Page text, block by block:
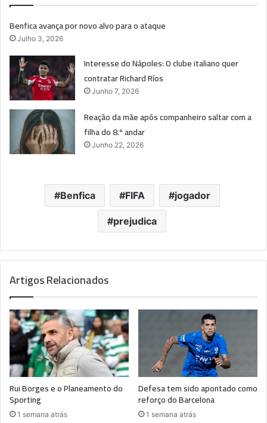
Benfica avança por novo alvo para o ataque
Julho 3, 2026
Interesse do Nápoles: O clube italiano quer
contratar Richard Ríos
Junho 7, 2026
Reação da mãe após companheiro saltar com a
filha do 8.º andar
Junho 22, 2026
Benfica FIFA jogador
prejudica
Artigos Relacionados
Rui Borges e o Planeamento do
Sporting
1 semana atrás
Defesa tem sido apontado como
reforço do Barcelona
1 semana atrás